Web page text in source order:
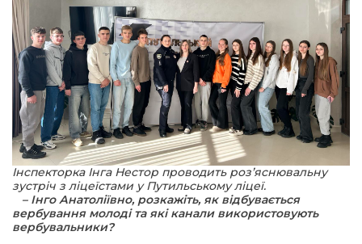
голос гірського краю
умови придбання
та контакти
Інспекторка Інга Нестор проводить роз’яснювальну
зустріч з ліцеїстами у Путильському ліцеї.
– Інго Анатоліївно, розкажіть, як відбувається
вербування молоді та які канали використовують
вербувальники?